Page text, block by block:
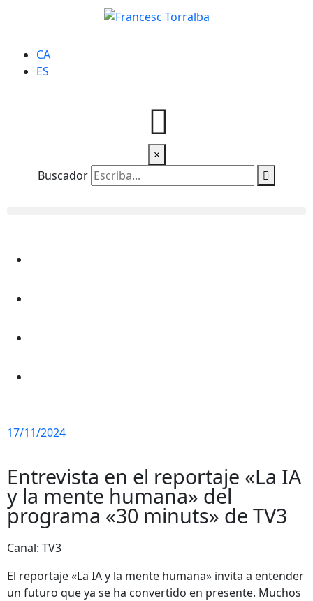
CA
ES
×
Buscador
17/11/2024
Entrevista en el reportaje «La IA
y la mente humana» del
programa «30 minuts» de TV3
Canal: TV3
El reportaje «La IA y la mente humana» invita a entender
un futuro que ya se ha convertido en presente. Muchos